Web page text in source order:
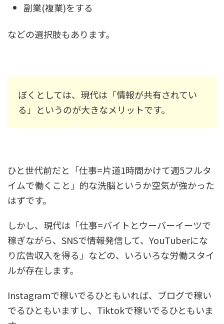
副業(複業)をする
などの選択肢もあります。
ぼくとしては、現代は「情報が共有されてい
る」というのが大きなメリットです。
ひと世代前だと「仕事=片道1時間かけて週5フルタ
イムで働くこと」的な洗脳というか空気が強かった
はずです。
しかし、現代は「仕事=バイトとウーバーイーツで
稼ぎながら、SNSで情報発信して、YouTuberにな
り広告収入を得る」などの、いろいろな労働スタイ
ルが存在します。
Instagramで稼いでるひともいれば、ブログで稼い
でるひともいますし、Tiktokで稼いでるひともいま